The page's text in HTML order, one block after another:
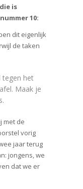
is
10:
dit eigenlijk
de taken
tegen het
Maak je
met de
vorig
jaar terug
jongens, we
dat we er